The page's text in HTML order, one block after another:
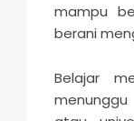
mampu
berani
Belajar